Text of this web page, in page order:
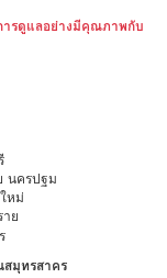
ารดูแลอย่างมีคุณภาพกับ
นครปฐม
หม่
ย
มุทรสาคร